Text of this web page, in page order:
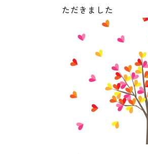
ただきました